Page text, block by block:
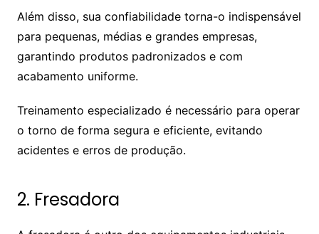
Além disso, sua confiabilidade torna-o indispensável
para pequenas, médias e grandes empresas,
garantindo produtos padronizados e com
acabamento uniforme.
Treinamento especializado é necessário para operar
o torno de forma segura e eficiente, evitando
acidentes e erros de produção.
2. Fresadora